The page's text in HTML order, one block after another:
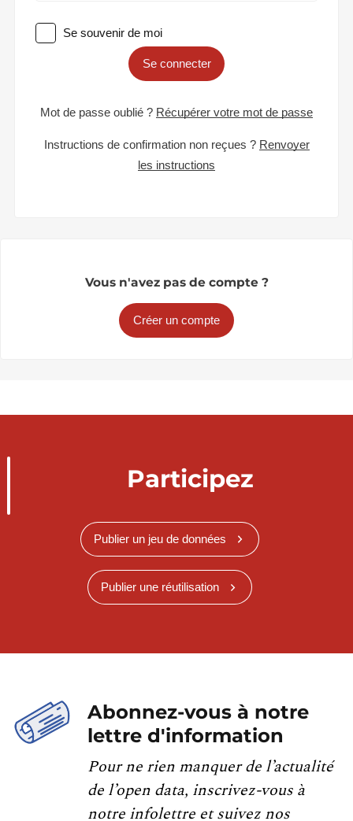
Se souvenir de moi
Se connecter
Mot de passe oublié ? Récupérer votre mot de passe
Instructions de confirmation non reçues ? Renvoyer
les instructions
Vous n'avez pas de compte ?
Créer un compte
Participez
Publier un jeu de données
Publier une réutilisation
Abonnez-vous à notre
lettre d'information
Pour ne rien manquer de l’actualité
de l’open data, inscrivez-vous à
notre infolettre et suivez nos